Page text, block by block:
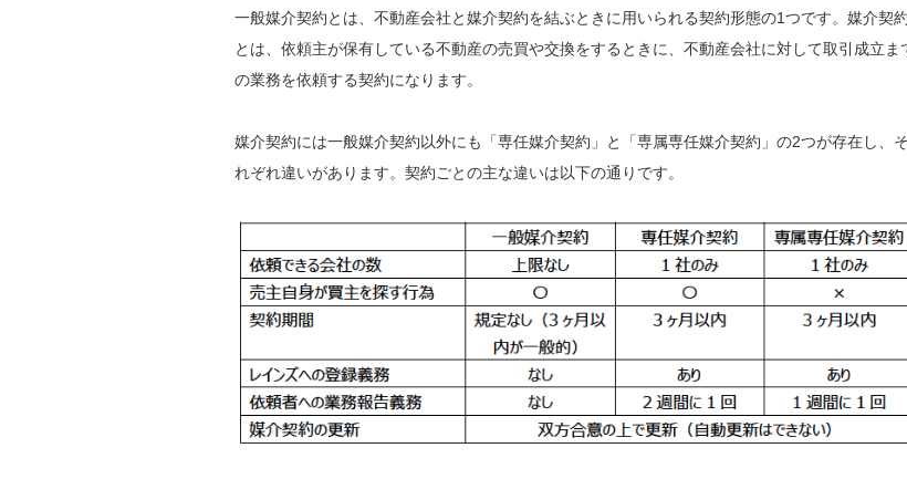
一般媒介契約とは、不動産会社と媒介契約を結ぶときに用いられる契約形態の1つです。媒介契約
とは、依頼主が保有している不動産の売買や交換をするときに、不動産会社に対して取引成立ま
の業務を依頼する契約になります。
媒介契約には一般媒介契約以外にも「専任媒介契約」と「専属専任媒介契約」の2つが存在し、そ
れぞれ違いがあります。契約ごとの主な違いは以下の通りです。